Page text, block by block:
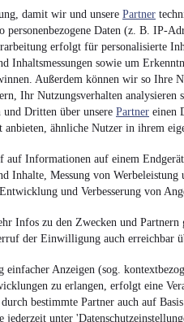
damit wir und unsere Partner
personenbezogene Daten (z. B. IP-
erfolgt für personalisierte
Inhaltsmessungen sowie um
Außerdem können wir so Ihre
Ihr Nutzungsverhalten analysieren
und Dritten über unsere Partner einen
ähnliche Nutzer in ihrem
auf Informationen auf einem Endgerät
Inhalte, Messung von Werbeleistung
und Verbesserung von
Infos zu den Zwecken und
der Einwilligung auch erreichbar
einfacher Anzeigen (sog.
zu erlangen, erfolgt eine
bestimmte Partner auch auf
jederzeit unter